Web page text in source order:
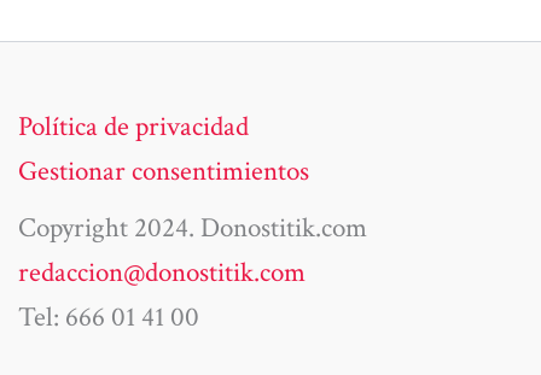
Política de privacidad
Gestionar consentimientos
Copyright 2024. Donostitik.com
redaccion@donostitik.com
Tel: 666 01 41 00